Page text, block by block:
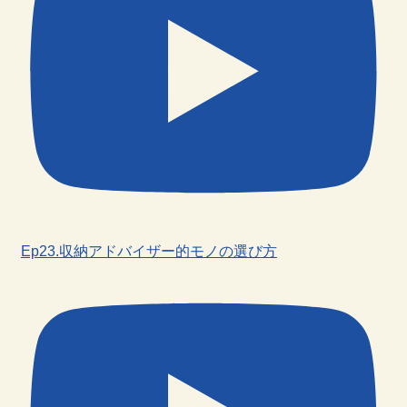
Ep23.収納アドバイザー的モノの選び方